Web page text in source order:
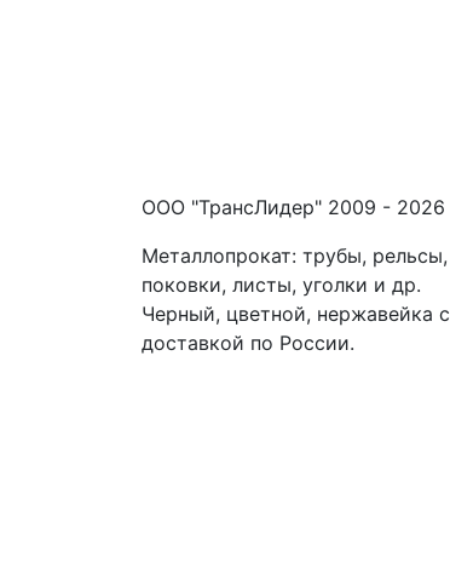
ООО "ТрансЛидер" 2009 - 2026
Металлопрокат: трубы, рельсы,
поковки, листы, уголки и др.
Черный, цветной, нержавейка с
доставкой по России.